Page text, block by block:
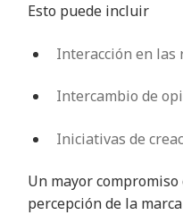
Esto puede incluir
Interacción en las
Intercambio de
Iniciativas de
Un mayor
percepción de la